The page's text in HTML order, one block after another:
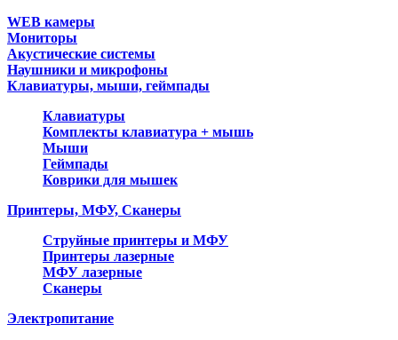
WEB камеры
Мониторы
Акустические системы
Наушники и микрофоны
Клавиатуры, мыши, геймпады
Клавиатуры
Комплекты клавиатура + мышь
Мыши
Геймпады
Коврики для мышек
Принтеры, МФУ, Сканеры
Струйные принтеры и МФУ
Принтеры лазерные
МФУ лазерные
Сканеры
Электропитание